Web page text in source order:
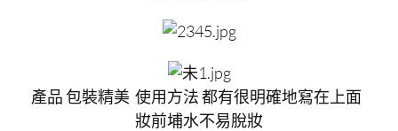
產品 包裝精美 使用方法 都有很明確地寫在上面
妝前埔水不易脫妝